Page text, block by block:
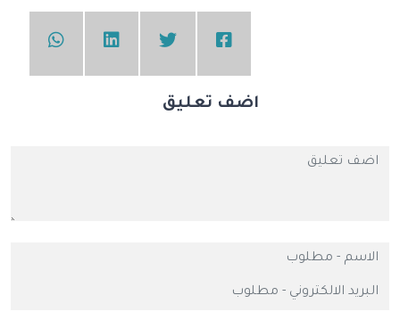
اضف تعليق